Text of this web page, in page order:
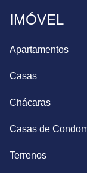
IMÓVEL
Apartamentos
Casas
Chácaras
Casas de
Terrenos